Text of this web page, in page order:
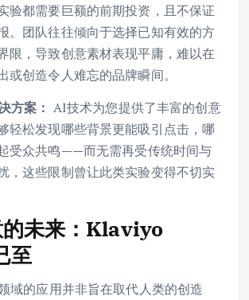
验都需要巨额的前期投资，且不保证
。团队往往倾向于选择已知有效的方
限，导致创意素材表现平庸，难以在
或创造令人难忘的品牌瞬间。
方案： AI技术为您提供了丰富的创意
轻松发现哪些背景更能吸引点击，哪
受众共鸣——而无需再受传统时间与
，这些限制曾让此类实验变得不切实
未来：Klaviyo
至
域的应用并非旨在取代人类的创造